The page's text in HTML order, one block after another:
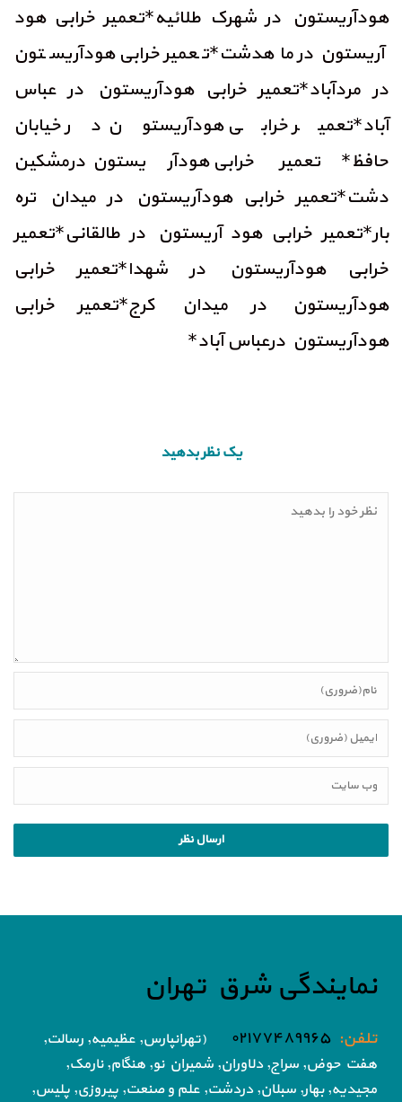
هودآریستون در شهرک طلائیه*تعمیر خرابی هود
آریستون در ماهدشت*تعمیر خرابی هودآریستون
در مردآباد*تعمیر خرابی هودآریستون در عباس
آباد*تعمیر خرابی هودآریستون در خیابان
حافظ*تعمیر خرابی هودآریستون درمشکین
دشت*تعمیر خرابی هودآریستون در میدان تره
بار*تعمیر خرابی هود آریستون در طالقانی*تعمیر
خرابی هودآریستون در شهدا*تعمیر خرابی
هودآریستون در میدان کرج*تعمیر خرابی
هودآریستون درعباس آباد*
یک نظر بدهید
نمایندگی شرق تهران
تلفن: ۰۲۱۷۷۴۸۹۹۶۵
(تهرانپارس, عظیمیه, رسالت,
هفت حوض, سراج, دلاوران, شمیران نو, هنگام, نارمک,
مجیدیه, بهار, سبلان, دردشت, علم و صنعت, پیروزی, پلیس,